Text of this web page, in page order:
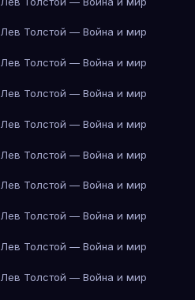
Лев Толстой — Война и мир
Лев Толстой — Война и мир
Лев Толстой — Война и мир
Лев Толстой — Война и мир
Лев Толстой — Война и мир
Лев Толстой — Война и мир
Лев Толстой — Война и мир
Лев Толстой — Война и мир
Лев Толстой — Война и мир